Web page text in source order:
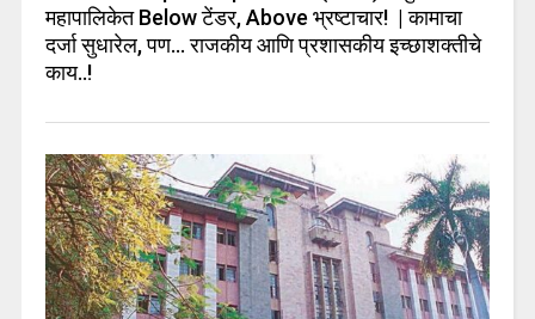
महापालिकेत Below टेंडर, Above भ्रष्टाचार! | कामाचा
दर्जा सुधारेल, पण… राजकीय आणि प्रशासकीय इच्छाशक्तीचे
काय..!